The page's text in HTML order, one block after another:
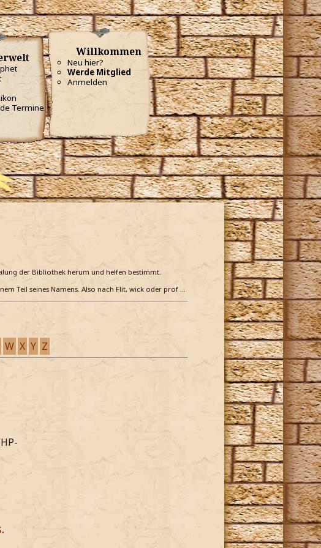
Termine
Willkommen
Neu hier?
Werde Mitglied
Anmelden
der Bibliothek herum und helfen bestimmt.
Teil seines Namens. Also nach Flit, wick oder prof …
W X Y Z